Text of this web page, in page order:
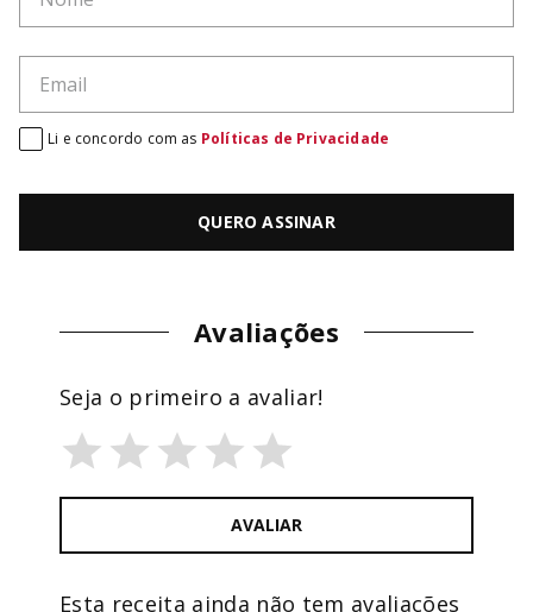
QUERO ASSINAR
Li e concordo com as Políticas de Privacidade
Avaliações
Esta receita ainda não tem avaliações
Seja o primeiro a avaliar!
AVALIAR